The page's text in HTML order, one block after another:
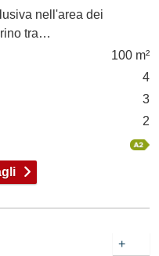
nell'area dei
tra…
100 m²
4
3
2
+